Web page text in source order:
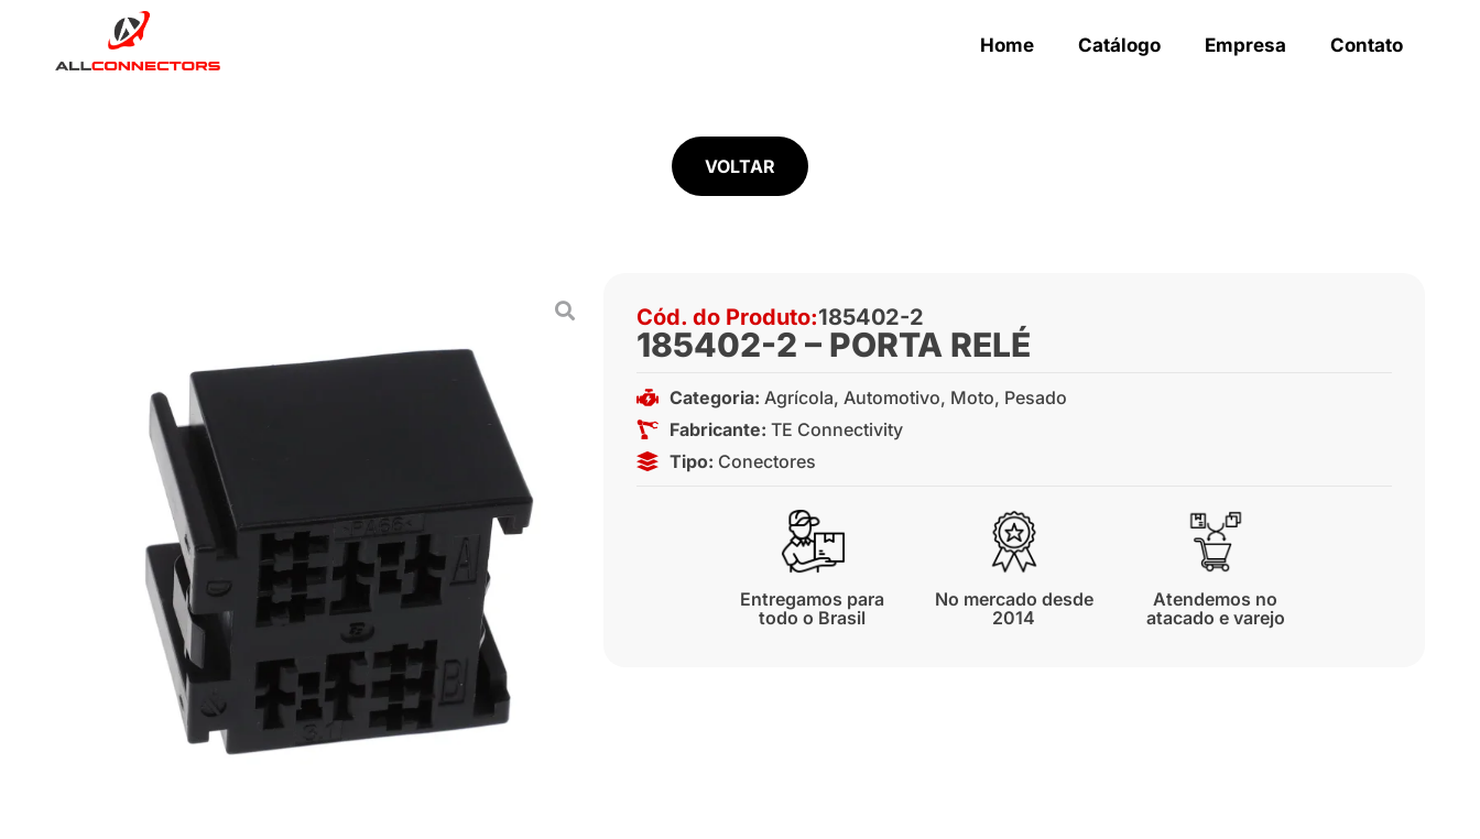
Home Catálogo Empresa Contato
VOLTAR
Cód. do Produto:185402-2
185402-2 – PORTA RELÉ
Categoria: Agrícola, Automotivo, Moto, Pesado
Fabricante: TE Connectivity
Tipo: Conectores
Entregamos para
todo o Brasil
No mercado desde
2014
Atendemos no
atacado e varejo